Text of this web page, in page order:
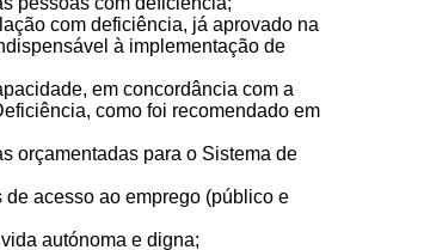
com deficiência, já aprovado na
à implementação de
em concordância com a
como foi recomendado em
orçamentadas para o Sistema de
acesso ao emprego (público e
autónoma e digna;